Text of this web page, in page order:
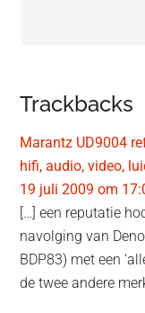
Trackbacks
Marantz UD9004
hifi, audio, video,
19 juli 2009 om
[…] een reputatie
navolging van
BDP83) met een
de twee andere